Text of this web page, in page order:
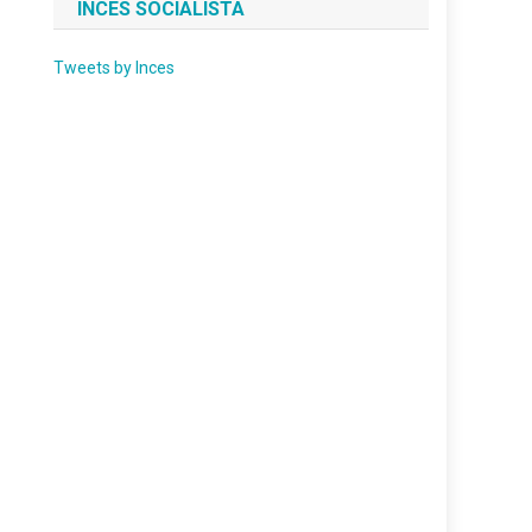
INCES SOCIALISTA
Tweets by Inces